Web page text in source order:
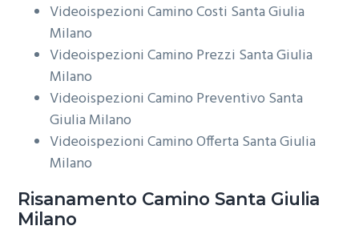
Videoispezioni Camino Costi Santa Giulia
Milano
Videoispezioni Camino Prezzi Santa Giulia
Milano
Videoispezioni Camino Preventivo Santa
Giulia Milano
Videoispezioni Camino Offerta Santa Giulia
Milano
Risanamento Camino Santa Giulia
Milano